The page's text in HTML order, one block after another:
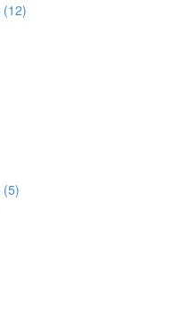
(12)
(5)